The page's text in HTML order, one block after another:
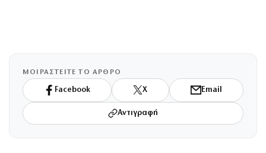
ΜΟΙΡΑΣΤΕΙΤΕ ΤΟ ΑΡΘΡΟ
Facebook X Email
Αντιγραφή